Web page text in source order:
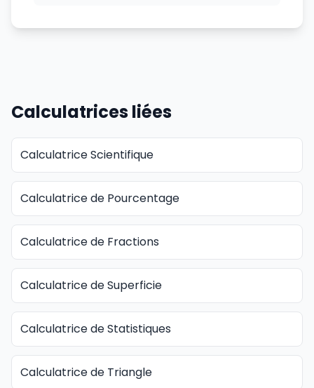
Calculatrices liées
Calculatrice Scientifique
Calculatrice de Pourcentage
Calculatrice de Fractions
Calculatrice de Superficie
Calculatrice de Statistiques
Calculatrice de Triangle